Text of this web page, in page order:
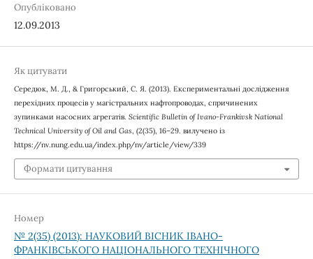
Опубліковано
12.09.2013
Як цитувати
Середюк, М. Д., & Григорський, С. Я. (2013). Експериментальні дослідження
перехідних процесів у магістральних нафтопроводах, спричинених
зупинками насосних агрегатів. Scientific Bulletin of Ivano-Frankivsk National
Technical University of Oil and Gas , (2(35), 16–29. вилучено із
https://nv.nung.edu.ua/index.php/nv/article/view/339
Формати цитування
Номер
№ 2(35) (2013): НАУКОВИЙ ВІСНИК ІВАНО-
ФРАНКІВСЬКОГО НАЦІОНАЛЬНОГО ТЕХНІЧНОГО